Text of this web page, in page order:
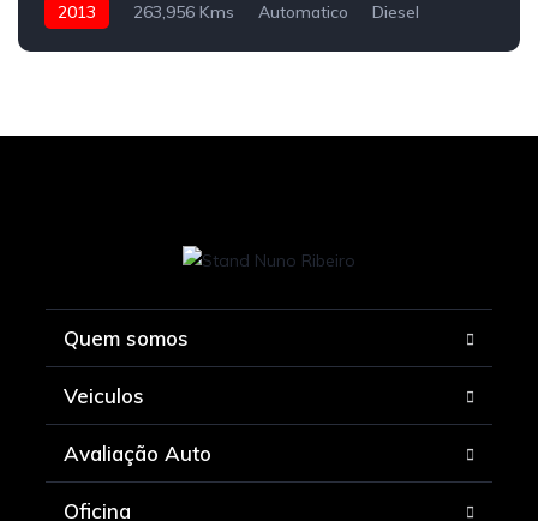
2013 263,956 Kms Automatico Diesel
Quem somos
Veiculos
Avaliação Auto
Oficina